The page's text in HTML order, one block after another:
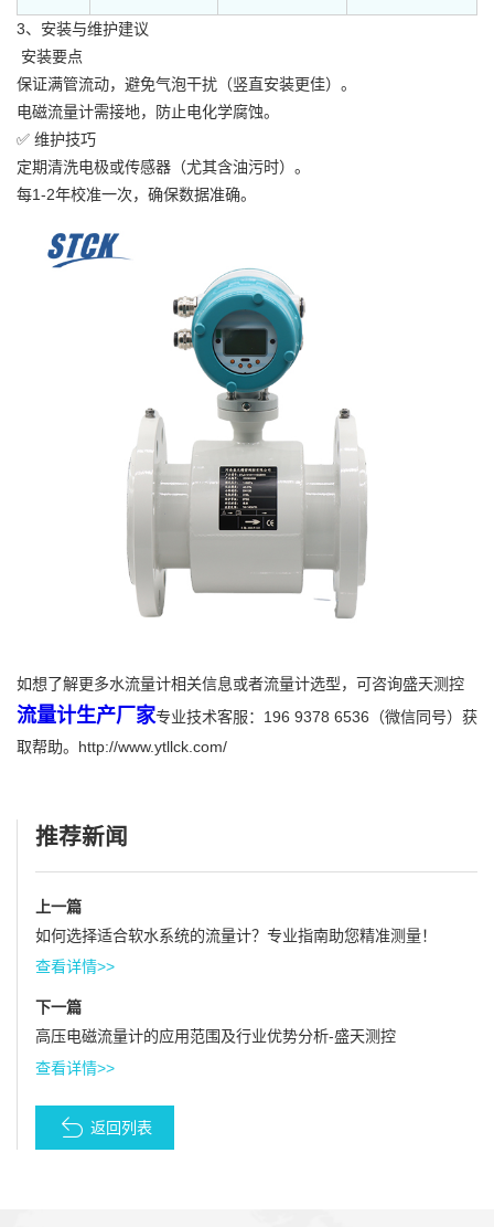
3、安装与维护建议
安装要点
保证满管流动，避免气泡干扰（竖直安装更佳）。
电磁流量计需接地，防止电化学腐蚀。
✅ 维护技巧
定期清洗电极或传感器（尤其含油污时）。
每1-2年校准一次，确保数据准确。
如想了解更多水流量计相关信息或者流量计选型，可咨询盛天测控
流量计生产厂家专业技术客服：196 9378 6536（微信同号）获
取帮助。http://www.ytllck.com/
推荐新闻
上一篇
如何选择适合软水系统的流量计？专业指南助您精准测量！
查看详情>>
下一篇
高压电磁流量计的应用范围及行业优势分析-盛天测控
查看详情>>
返回列表